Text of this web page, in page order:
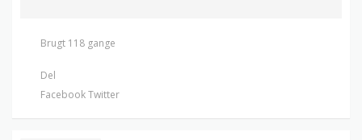
Brugt 118 gange
Del
FacebookTwitter